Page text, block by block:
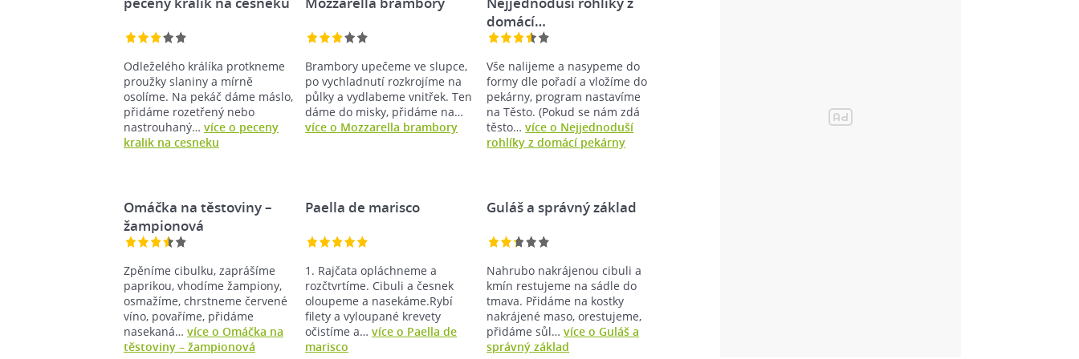
Odleželého králíka protkneme
proužky slaniny a mírně
osolíme. Na pekáč dáme máslo,
přidáme rozetřený nebo
nastrouhaný… více o peceny
kralik na cesneku
Brambory upečeme ve slupce,
po vychladnutí rozkrojíme na
půlky a vydlabeme vnitřek. Ten
dáme do misky, přidáme na…
více o Mozzarella brambory
domácí…
Vše nalijeme a nasypeme do
formy dle pořadí a vložíme do
pekárny, program nastavíme
na Těsto. (Pokud se nám zdá
těsto…více o Nejjednoduší
rohlíky z domácí pekárny
Omáčka na těstoviny –
žampionová
Zpěníme cibulku, zaprášíme
paprikou, vhodíme žampiony,
osmažíme, chrstneme červené
víno, povaříme, přidáme
nasekaná… více o Omáčka na
těstoviny – žampionová
Paella de marisco
1. Rajčata opláchneme a
rozčtvrtíme. Cibuli a česnek
oloupeme a nasekáme.Rybí
filety a vyloupané krevety
očistíme a…více o Paella de
marisco
Guláš a správný základ
Nahrubo nakrájenou cibuli a
kmín restujeme na sádle do
tmava. Přidáme na kostky
nakrájené maso, orestujeme,
přidáme sůl…více o Guláš a
správný základ